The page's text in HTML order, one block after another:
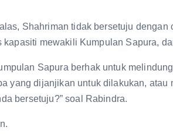
Shahriman tidak bersetuju dengan
mewakili Kumpulan Sapura,
Sapura berhak untuk
yang dijanjikan untuk dilakukan, atau
bersetuju?” soal Rabindra.